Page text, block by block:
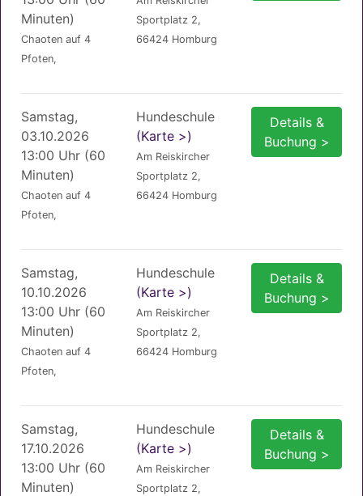
Minuten)
Chaoten auf 4
Pfoten,
Sportplatz 2,
66424 Homburg
Samstag,
03.10.2026
13:00 Uhr (60
Minuten)
Chaoten auf 4
Pfoten,
Hundeschule
(Karte >)
Am Reiskircher
Sportplatz 2,
66424 Homburg
Details &
Buchung >
Samstag,
10.10.2026
13:00 Uhr (60
Minuten)
Chaoten auf 4
Pfoten,
Hundeschule
(Karte >)
Am Reiskircher
Sportplatz 2,
66424 Homburg
Details &
Buchung >
Samstag,
17.10.2026
13:00 Uhr (60
Minuten)
Hundeschule
(Karte >)
Am Reiskircher
Sportplatz 2,
Details &
Buchung >